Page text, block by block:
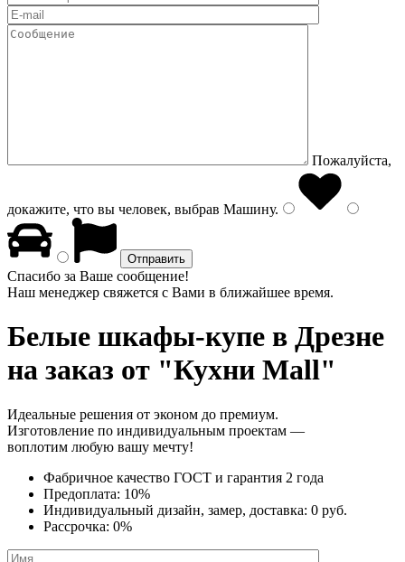
Пожалуйста,
докажите, что вы человек, выбрав Машину.
Спасибо за Ваше сообщение!
Наш менеджер свяжется с Вами в ближайшее время.
Белые шкафы-купе в Дрезне
на заказ от "Кухни Mall"
Идеальные решения от эконом до премиум.
Изготовление по индивидуальным проектам —
воплотим любую вашу мечту!
Фабричное качество ГОСТ и гарантия 2 года
Предоплата: 10%
Индивидуальный дизайн, замер, доставка: 0 руб.
Рассрочка: 0%